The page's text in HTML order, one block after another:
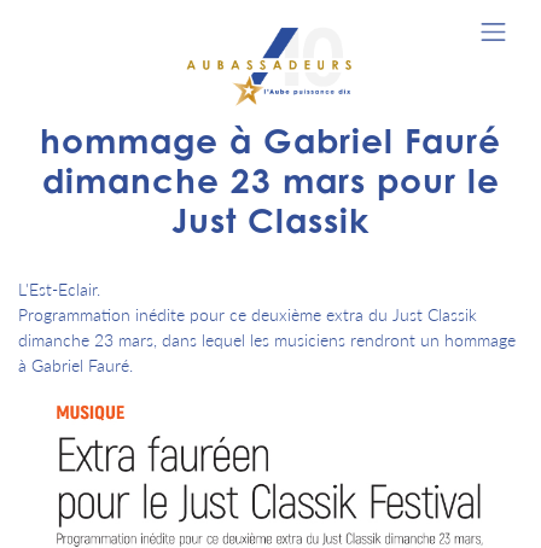
hommage à Gabriel Fauré
dimanche 23 mars pour le
Just Classik
L'Est-Eclair.
Programmation inédite pour ce deuxième extra du Just Classik
dimanche 23 mars, dans lequel les musiciens rendront un hommage
à Gabriel Fauré.